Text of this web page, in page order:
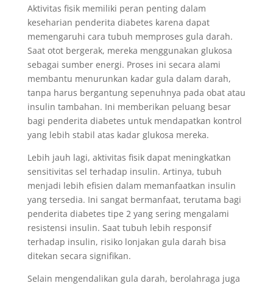
Aktivitas fisik memiliki peran penting dalam
keseharian penderita diabetes karena dapat
memengaruhi cara tubuh memproses gula darah.
Saat otot bergerak, mereka menggunakan glukosa
sebagai sumber energi. Proses ini secara alami
membantu menurunkan kadar gula dalam darah,
tanpa harus bergantung sepenuhnya pada obat atau
insulin tambahan. Ini memberikan peluang besar
bagi penderita diabetes untuk mendapatkan kontrol
yang lebih stabil atas kadar glukosa mereka.
Lebih jauh lagi, aktivitas fisik dapat meningkatkan
sensitivitas sel terhadap insulin. Artinya, tubuh
menjadi lebih efisien dalam memanfaatkan insulin
yang tersedia. Ini sangat bermanfaat, terutama bagi
penderita diabetes tipe 2 yang sering mengalami
resistensi insulin. Saat tubuh lebih responsif
terhadap insulin, risiko lonjakan gula darah bisa
ditekan secara signifikan.
Selain mengendalikan gula darah, berolahraga juga